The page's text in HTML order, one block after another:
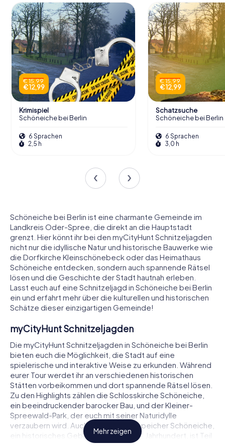
€ 15,99
€ 12,99
Krimispiel
Schöneiche bei Berlin
6 Sprachen
2,5 h
€ 15,99
€ 12,99
Schatzsuche
Schöneiche bei Berlin
6 Sprachen
3,0 h
Schöneiche bei Berlin ist eine charmante Gemeinde im
Landkreis Oder-Spree, die direkt an die Hauptstadt
grenzt. Hier könnt ihr bei den myCityHunt Schnitzeljagden
nicht nur die idyllische Natur und historische Bauwerke wie
die Dorfkirche Kleinschönebeck oder das Heimathaus
Schöneiche entdecken, sondern auch spannende Rätsel
lösen und die Geschichte der Stadt hautnah erleben.
Lasst euch auf eine Schnitzeljagd in Schöneiche bei Berlin
ein und erfahrt mehr über die kulturellen und historischen
Schätze dieser einzigartigen Gemeinde!
myCityHunt Schnitzeljagden
Die myCityHunt Schnitzeljagden in Schöneiche bei Berlin
bieten euch die Möglichkeit, die Stadt auf eine
spielerische und interaktive Weise zu erkunden. Während
eurer Tour werdet ihr an verschiedenen historischen
Stätten vorbeikommen und dort spannende Rätsel lösen.
Zu den Highlights zählen die Schlosskirche Schöneiche,
ein beeindruckender barocker Bau, und der Kleiner-
Spreewald-Park, der euch mit seiner Naturidylle
verzaubern wird. Auch der Raufutterspeicher Schöneiche,
ein historisches Gebäude aus dem 18. Jahrhundert, ist Teil
Mehr zeigen